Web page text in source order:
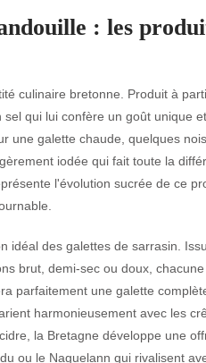
: les
culinaire bretonne. Produit à
qui lui confère un goût unique
une galette chaude, quelques
iodée qui fait toute la
l'évolution sucrée de ce
idéal des galettes de sarrasin.
brut, demi-sec ou doux,
parfaitement une galette
harmonieusement avec les
la Bretagne développe une
ou le Naguelann qui rivalisent